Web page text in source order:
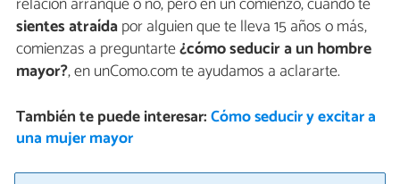
sientes atraídapor alguien que te lleva 15 años o más,
comienzas a preguntarte¿cómo seducir a un hombre
mayor?, en unComo.com te ayudamos a aclararte.
También te puede interesar:Cómo seducir y excitar a
una mujer mayor